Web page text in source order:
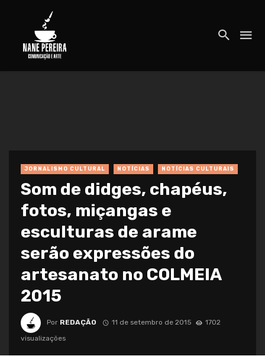
JORNALISMO CULTURAL NOTÍCIAS NOTÍCIAS CULTURAIS
Som de didges, chapéus,
fotos, miçangas e
esculturas de arame
serão expressões do
artesanato no COLMEIA
2015
Por REDAÇÃO 11 de setembro de 2015
1702
visualizações